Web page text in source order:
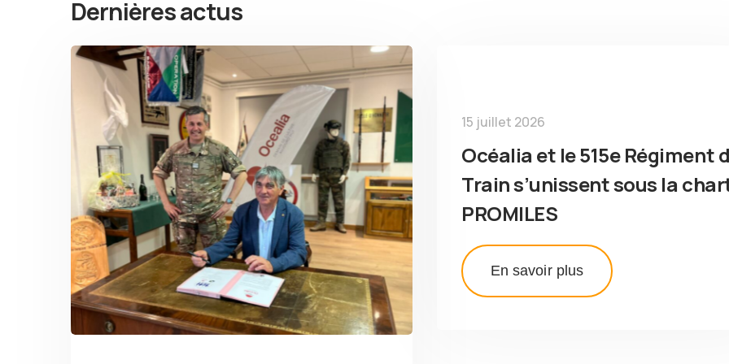
Dernières actus
15 juillet 2026
Océalia et le 515e Régiment
Train s’unissent sous la
PROMILES
En savoir plus